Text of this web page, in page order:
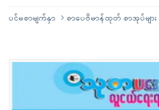
ပင်မစာမျက်နှာ စာပေဗိမာန်ထုတ် စာအုပ်များ